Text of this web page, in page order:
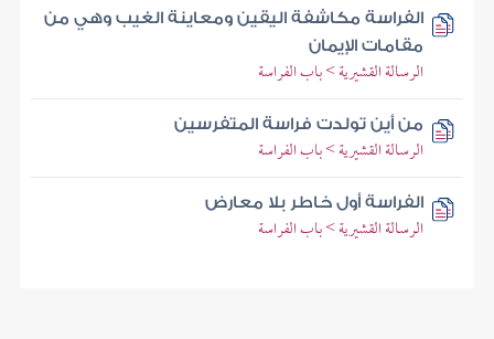
الفراسة مكاشفة اليقين ومعاينة الغيب وهي من
مقامات الإيمان
الرسالة القشيرية > باب الفراسة
من أين تولدت فراسة المتفرسين
الرسالة القشيرية > باب الفراسة
الفراسة أول خاطر بلا معارض
الرسالة القشيرية > باب الفراسة